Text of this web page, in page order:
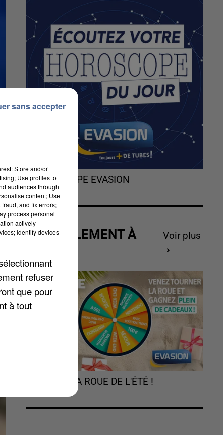
L'HOROSCOPE EVASION
ACTUELLEMENT À
Voir plus
TOURNEZ LA ROUE DE L'ÉTÉ !
Store and/or
Use profiles to
audiences through
content; Use
and fix errors;
process personal
actively
Identify devices
refuser
que pour
à tout
sans accepter